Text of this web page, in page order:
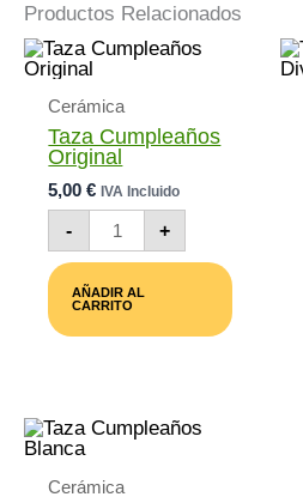
Productos Relacionados
Cerámica
Taza Cumpleaños
Original
5,00€ IVA Incluido
-
Taza
Cumpleaños
Original
+
AÑADIR AL
CARRITO
Cerámica